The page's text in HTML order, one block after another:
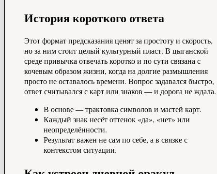
История короткого ответа
Этот формат предсказания ценят за простоту и скорость,
но за ним стоит целый культурный пласт. В цыганской
среде привычка отвечать коротко и по сути связана с
кочевым образом жизни, когда на долгие размышления
просто не оставалось времени. Вопрос задавался быстро,
ответ считывался с карт или знаков — и дорога не ждала.
В основе — трактовка символов и мастей карт.
Каждый знак несёт оттенок «да», «нет» или
неопределённости.
Результат важен не сам по себе, а в связке с
контекстом ситуации.